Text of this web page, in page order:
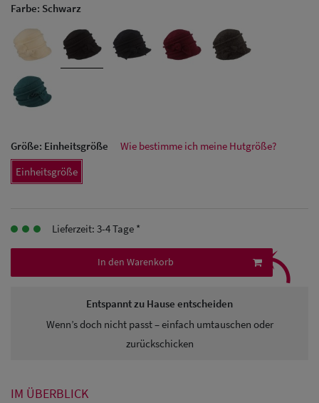
Herren Caps
Herren
Herren UV-
Schutz Caps
Sonnenschilder
& Visoren
Snapback Caps
Farbe: Schwarz
Größe: Einheitsgröße
Wie bestimme ich meine Hutgröße?
Einheitsgröße
Lieferzeit: 3-4 Tage *
In den Warenkorb
Entspannt zu Hause entscheiden
Wenn’s doch nicht passt – einfach umtauschen oder
zurückschicken
⤹
IM ÜBERBLICK